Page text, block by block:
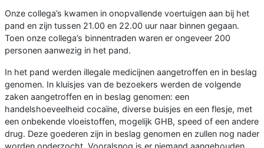
Onze collega’s kwamen in onopvallende voertuigen aan bij het
pand en zijn tussen 21.00 en 22.00 uur naar binnen gegaan.
Toen onze collega’s binnentraden waren er ongeveer 200
personen aanwezig in het pand.
In het pand werden illegale medicijnen aangetroffen en in beslag
genomen. In kluisjes van de bezoekers werden de volgende
zaken aangetroffen en in beslag genomen: een
handelshoeveelheid cocaïne, diverse buisjes en een flesje, met
een onbekende vloeistoffen, mogelijk GHB, speed of een andere
drug. Deze goederen zijn in beslag genomen en zullen nog nader
worden onderzocht. Vooralsnog is er niemand aangehouden.